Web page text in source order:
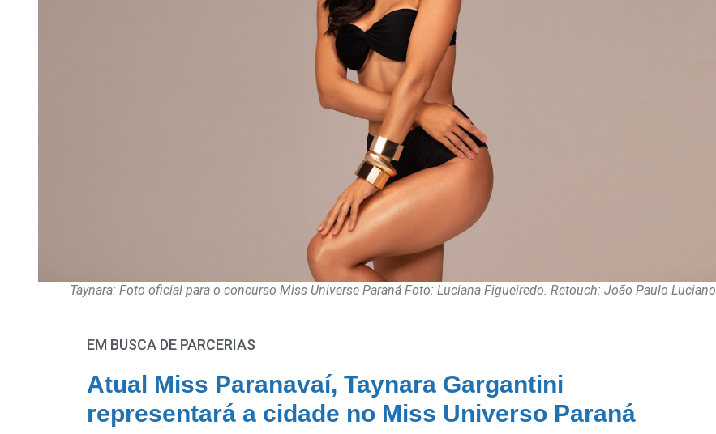
Taynara: Foto oficial para o concurso Miss Universe Paraná Foto: Luciana Figueiredo. Retouch: João Paulo Luciano
EM BUSCA DE PARCERIAS
Atual Miss Paranavaí, Taynara Gargantini
representará a cidade no Miss Universo Paraná